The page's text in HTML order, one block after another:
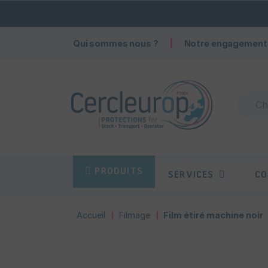
Qui sommes nous ? Notre engagement
PRODUITS SERVICES
Accueil Filmage Film étiré machine noir